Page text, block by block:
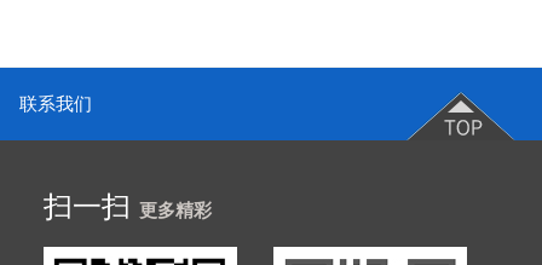
联系我们
扫一扫 更多精彩